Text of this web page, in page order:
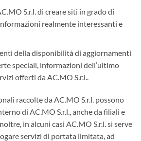
S.r.l. di creare siti in grado di
realmente interessanti e
della disponibilità di aggiornamenti
speciali, informazioni dell’ultimo
offerti da AC.MO S.r.l..
raccolte da AC.MO S.r.l. possono
di AC.MO S.r.l., anche da filiali e
in alcuni casi AC.MO S.r.l. si serve
servizi di portata limitata, ad